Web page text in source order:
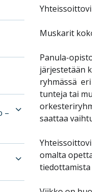
–
Muskarit
Panula-
järjestetään
ryhmässä
tunteja tai
saattaa
omalta
tiedottamista